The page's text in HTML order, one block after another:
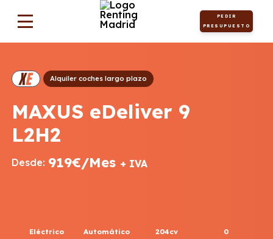
PEDIR
PRESUPUESTO
Alquiler coches largo plazo
MAXUS eDeliver 9
L2H2
Desde: 919€/Mes + IVA
Eléctrico Automático 204cv 0